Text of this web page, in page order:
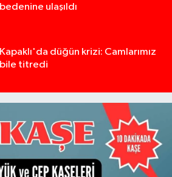
bedenine ulaşıldı
Kapaklı'da düğün krizi: Camlarımız
bile titredi